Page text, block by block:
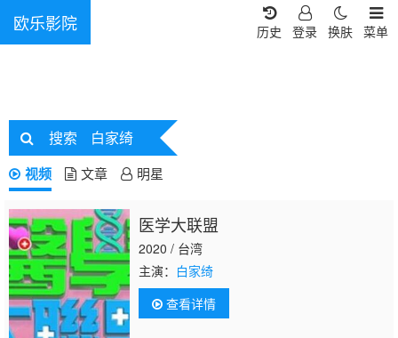
欧乐影院 菜单
换肤
登录
历史
搜索 白家绮
视频 文章 明星
医学大联盟
2020 / 台湾
主演： 白家绮
查看详情